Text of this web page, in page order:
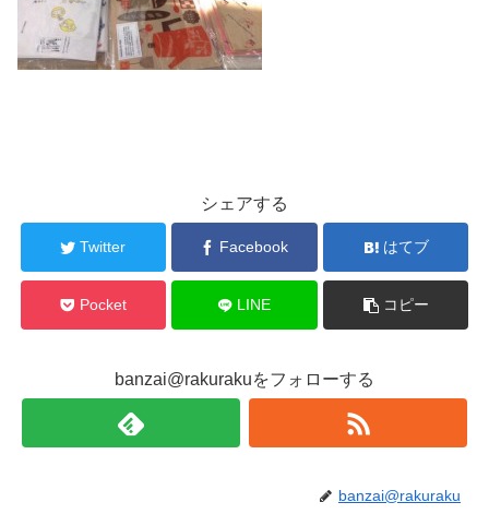
シェアする
Twitter Facebook はてブ
Pocket LINE コピー
banzai@rakurakuをフォローする
banzai@rakuraku